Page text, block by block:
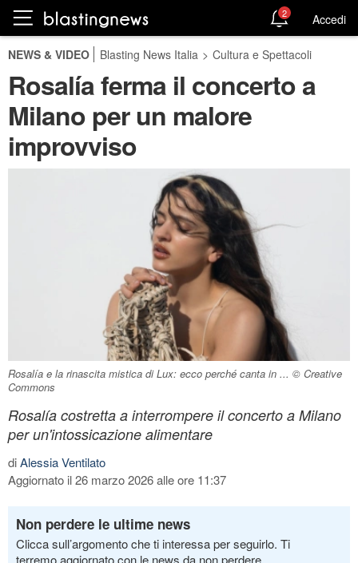
2 Accedi
NEWS & VIDEO Blasting News Italia > Cultura e Spettacoli
Rosalía ferma il concerto a
Milano per un malore
improvviso
Rosalía e la rinascita mistica di Lux: ecco perché canta in ... © Creative
Commons
Rosalía costretta a interrompere il concerto a Milano
per un'intossicazione alimentare
diAlessia Ventilato
Aggiornato il 26 marzo 2026 alle ore 11:37
Non perdere le ultime news
Clicca sull’argomento che ti interessa per seguirlo. Ti
terremo aggiornato con le news da non perdere.